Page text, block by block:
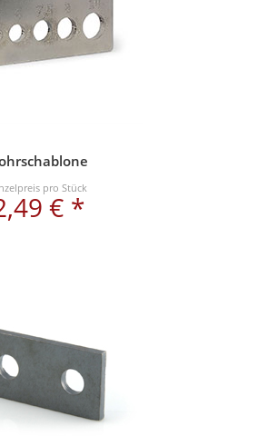
pro Stück
€ *